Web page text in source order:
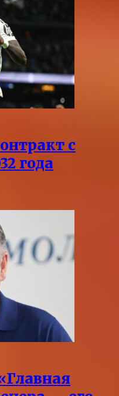
с
года